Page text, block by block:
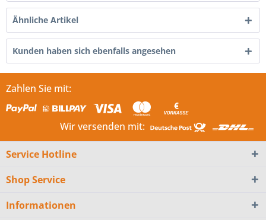
Ähnliche Artikel
Kunden haben sich ebenfalls angesehen
Zahlen Sie mit:
Wir versenden mit:
Service Hotline
Shop Service
Informationen